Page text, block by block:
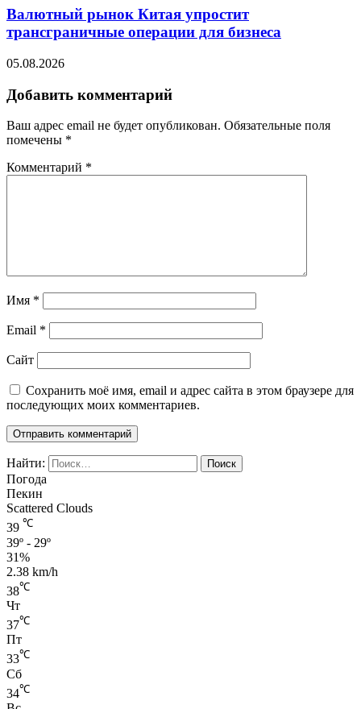
Валютный рынок Китая упростит
трансграничные операции для бизнеса
05.08.2026
Добавить комментарий
Ваш адрес email не будет опубликован. Обязательные поля
помечены *
Комментарий *
Имя *
Email *
Сайт
Сохранить моё имя, email и адрес сайта в этом браузере для
последующих моих комментариев.
Найти:
Погода
Пекин
Scattered Clouds
39 ℃
39º - 29º
31%
2.38 km/h
38℃
Чт
37℃
Пт
33℃
Сб
34℃